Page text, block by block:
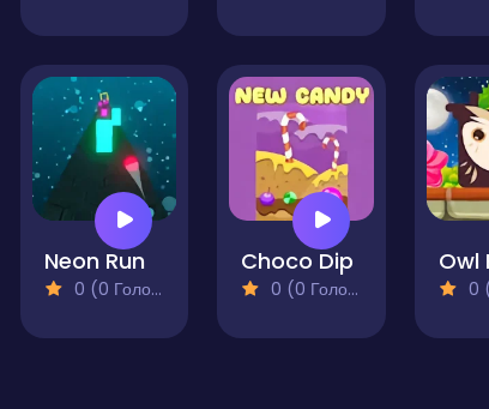
Neon Run
0 (0 Голосів)
Choco Dip
0 (0 Голосів)
Owl
0